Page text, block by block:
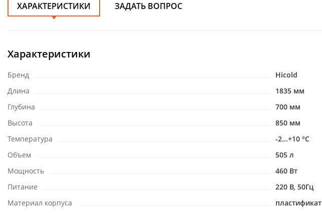
ХАРАКТЕРИСТИКИ ЗАДАТЬ ВОПРОС
Характеристики
Бренд
Hicold
Длина
1835 мм
Глубина
700 мм
Высота
850 мм
Температура
-2...+10 °С
Объем
505 л
Мощность
460 Вт
Питание
220 В, 50Гц
Материал корпуса
пластификат